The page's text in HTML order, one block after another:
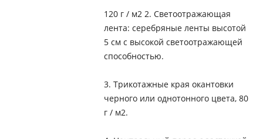
120 г / м2 2. Светоотражающая
лента: серебряные ленты высотой
5 см с высокой светоотражающей
способностью.
3. Трикотажные края окантовки
черного или однотонного цвета, 80
г / м2.